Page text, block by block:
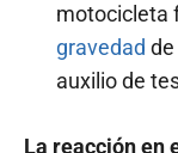
motocicleta
gravedad
auxilio de
La reacción en